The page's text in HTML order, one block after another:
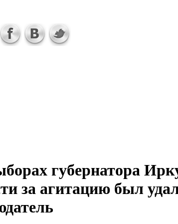
губернатора
за агитацию был